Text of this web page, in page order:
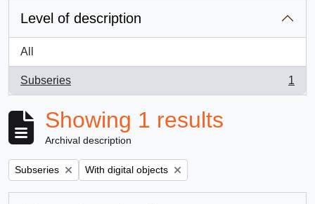
Level of description
All
Subseries
, 1 results
1
Showing 1 results
Archival description
Remove filter:
Subseries Remove filter:
With digital objects